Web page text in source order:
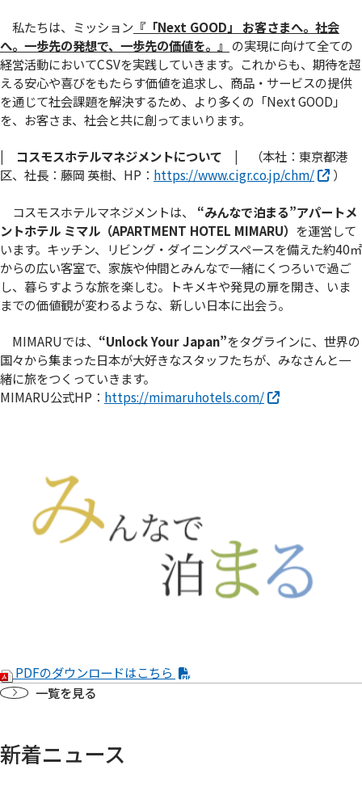
私たちは、ミッション 『「Next GOOD」 お客さまへ。社会
へ。⼀歩先の発想で、⼀歩先の価値を。』 の実現に向けて全ての
経営活動においてCSVを実践していきます。これからも、期待を超
える安心や喜びをもたらす価値を追求し、商品・サービスの提供
を通じて社会課題を解決するため、より多くの「Next GOOD」
を、お客さま、社会と共に創ってまいります。
| コスモスホテルマネジメントについて | （本社：東京都港
区、社長：藤岡 英樹、HP： https://www.cigr.co.jp/chm/ ）
コスモスホテルマネジメントは、
“みんなで泊まる”アパートメ
ントホテル ミマル（APARTMENT HOTEL MIMARU） を運営して
います。キッチン、リビング・ダイニングスペースを備えた約40㎡
からの広い客室で、家族や仲間とみんなで一緒にくつろいで過ご
し、暮らすような旅を楽しむ。トキメキや発見の扉を開き、いま
までの価値観が変わるような、新しい日本に出会う。
MIMARUでは、 “Unlock Your Japan”をタグラインに、世界の
国々から集まった日本が大好きなスタッフたちが、みなさんと一
緒に旅をつくっていきます。
MIMARU公式HP： https://mimaruhotels.com/
PDFのダウンロードはこちら
一覧を見る
新着ニュース